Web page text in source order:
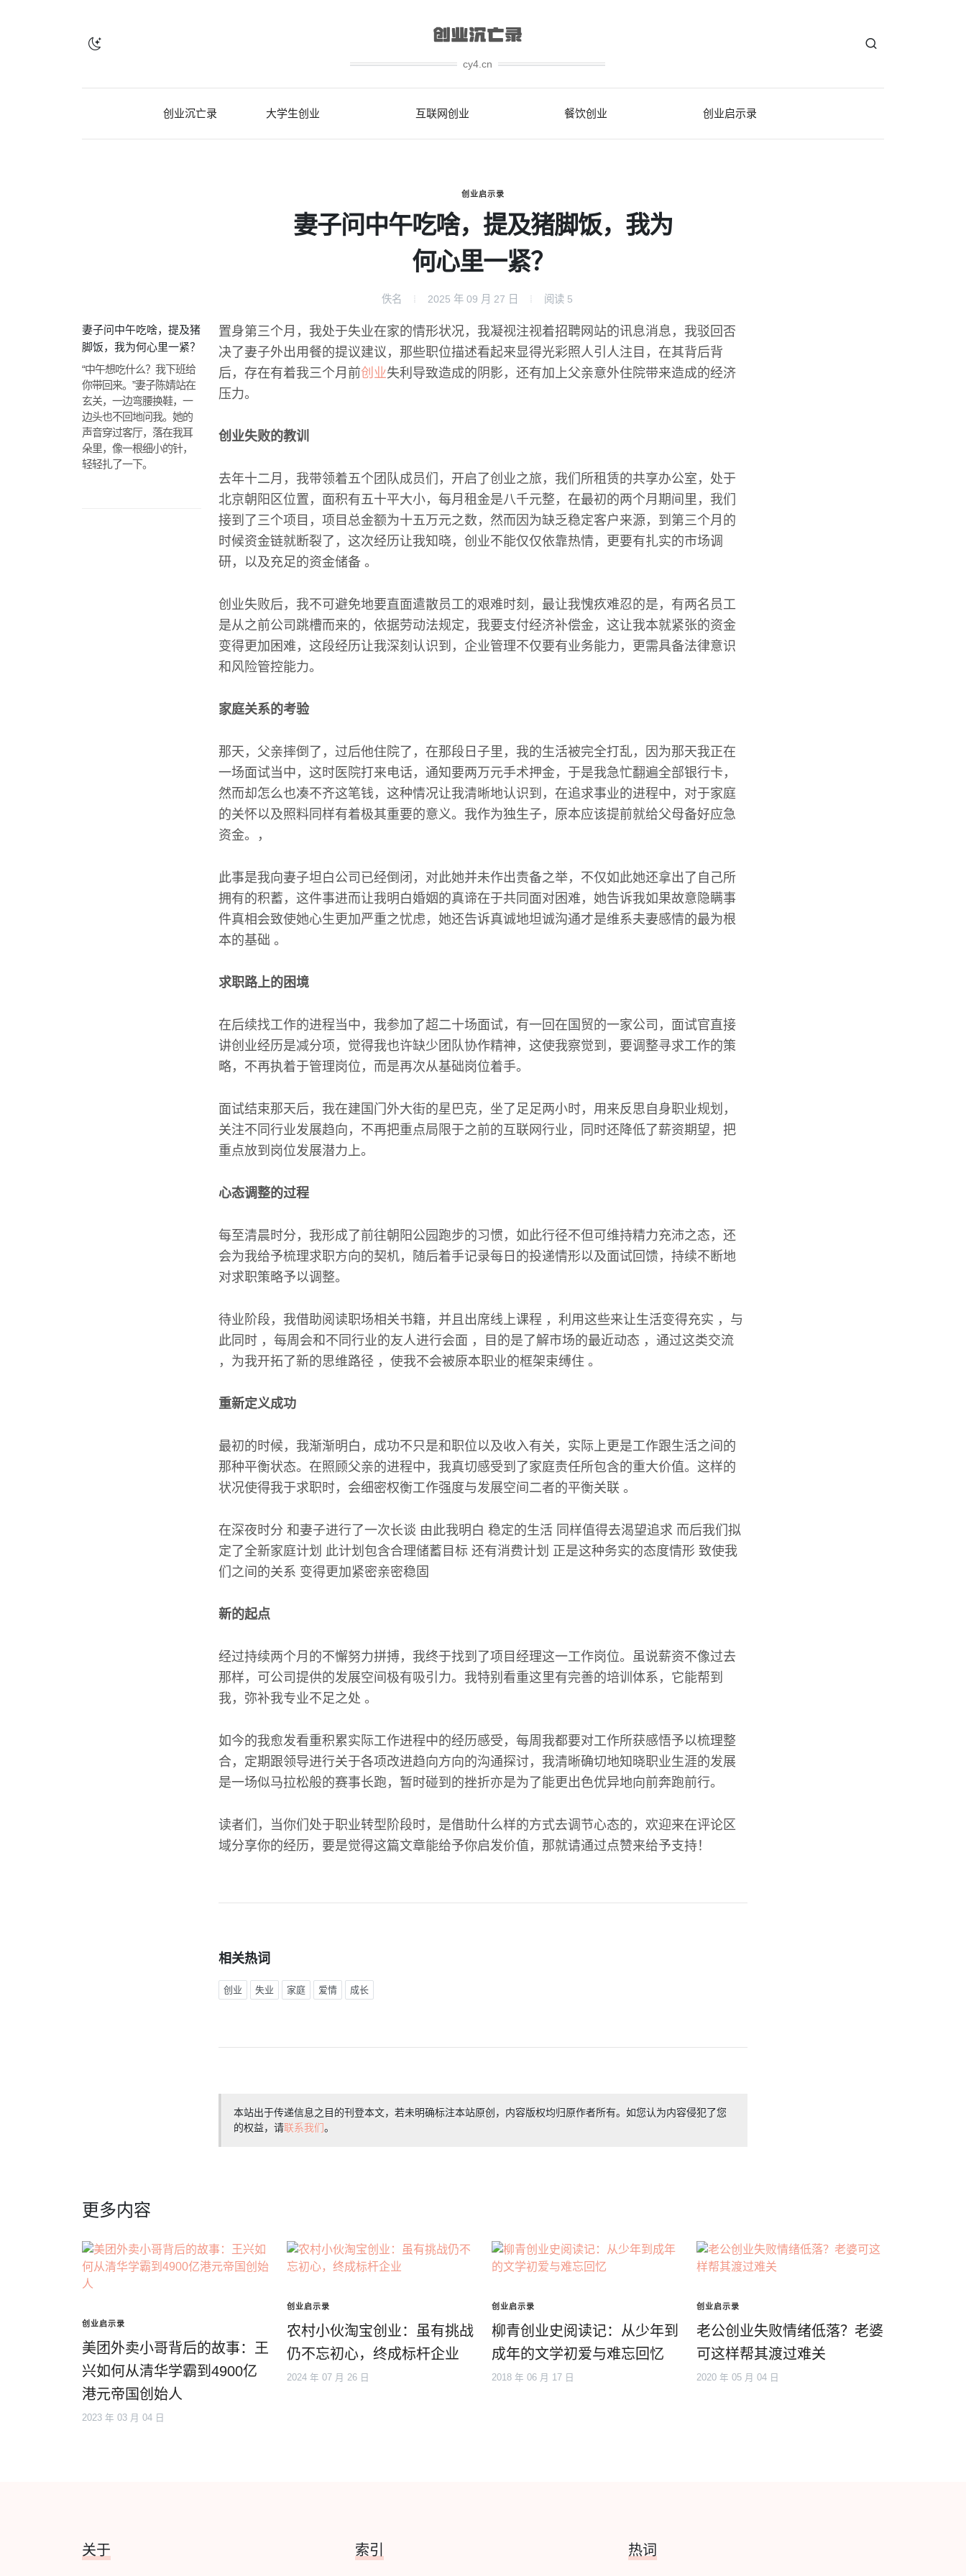
cy4.cn
创业沉亡录 大学生创业 互联网创业 餐饮创业 创业启示录
创业启示录
妻子问中午吃啥，提及猪脚饭，我为
何心里一紧？
佚名 2025 年 09 月 27 日 阅读 5
妻子问中午吃啥，提及猪
脚饭，我为何心里一紧？
“中午想吃什么？我下班给
你带回来。”妻子陈婧站在
玄关，一边弯腰换鞋，一
边头也不回地问我。她的
声音穿过客厅，落在我耳
朵里，像一根细小的针，
轻轻扎了一下。
置身第三个月，我处于失业在家的情形状况，我凝视注视着招聘网站的讯息消息，我驳回否
决了妻子外出用餐的提议建议，那些职位描述看起来显得光彩照人引人注目，在其背后背
后，存在有着我三个月前创业失利导致造成的阴影，还有加上父亲意外住院带来造成的经济
压力。
创业失败的教训
去年十二月，我带领着五个团队成员们，开启了创业之旅，我们所租赁的共享办公室，处于
北京朝阳区位置，面积有五十平大小，每月租金是八千元整，在最初的两个月期间里，我们
接到了三个项目，项目总金额为十五万元之数，然而因为缺乏稳定客户来源，到第三个月的
时候资金链就断裂了，这次经历让我知晓，创业不能仅仅依靠热情，更要有扎实的市场调
研，以及充足的资金储备 。
创业失败后，我不可避免地要直面遣散员工的艰难时刻，最让我愧疚难忍的是，有两名员工
是从之前公司跳槽而来的，依据劳动法规定，我要支付经济补偿金，这让我本就紧张的资金
变得更加困难，这段经历让我深刻认识到，企业管理不仅要有业务能力，更需具备法律意识
和风险管控能力。
家庭关系的考验
那天，父亲摔倒了，过后他住院了，在那段日子里，我的生活被完全打乱，因为那天我正在
一场面试当中，这时医院打来电话，通知要两万元手术押金，于是我急忙翻遍全部银行卡，
然而却怎么也凑不齐这笔钱，这种情况让我清晰地认识到，在追求事业的进程中，对于家庭
的关怀以及照料同样有着极其重要的意义。我作为独生子，原本应该提前就给父母备好应急
资金。，
此事是我向妻子坦白公司已经倒闭，对此她并未作出责备之举，不仅如此她还拿出了自己所
拥有的积蓄，这件事进而让我明白婚姻的真谛在于共同面对困难，她告诉我如果故意隐瞒事
件真相会致使她心生更加严重之忧虑，她还告诉真诚地坦诚沟通才是维系夫妻感情的最为根
本的基础 。
求职路上的困境
在后续找工作的进程当中，我参加了超二十场面试，有一回在国贸的一家公司，面试官直接
讲创业经历是减分项，觉得我也许缺少团队协作精神，这使我察觉到，要调整寻求工作的策
略，不再执着于管理岗位，而是再次从基础岗位着手。
面试结束那天后，我在建国门外大街的星巴克，坐了足足两小时，用来反思自身职业规划，
关注不同行业发展趋向，不再把重点局限于之前的互联网行业，同时还降低了薪资期望，把
重点放到岗位发展潜力上。
心态调整的过程
每至清晨时分，我形成了前往朝阳公园跑步的习惯，如此行径不但可维持精力充沛之态，还
会为我给予梳理求职方向的契机，随后着手记录每日的投递情形以及面试回馈，持续不断地
对求职策略予以调整。
待业阶段，我借助阅读职场相关书籍，并且出席线上课程 ，利用这些来让生活变得充实 ，与
此同时 ，每周会和不同行业的友人进行会面 ，目的是了解市场的最近动态 ，通过这类交流
，为我开拓了新的思维路径 ，使我不会被原本职业的框架束缚住 。
重新定义成功
最初的时候，我渐渐明白，成功不只是和职位以及收入有关，实际上更是工作跟生活之间的
那种平衡状态。在照顾父亲的进程中，我真切感受到了家庭责任所包含的重大价值。这样的
状况使得我于求职时，会细密权衡工作强度与发展空间二者的平衡关联 。
在深夜时分 和妻子进行了一次长谈 由此我明白 稳定的生活 同样值得去渴望追求 而后我们拟
定了全新家庭计划 此计划包含合理储蓄目标 还有消费计划 正是这种务实的态度情形 致使我
们之间的关系 变得更加紧密亲密稳固
新的起点
经过持续两个月的不懈努力拼搏，我终于找到了项目经理这一工作岗位。虽说薪资不像过去
那样，可公司提供的发展空间极有吸引力。我特别看重这里有完善的培训体系，它能帮到
我，弥补我专业不足之处 。
如今的我愈发看重积累实际工作进程中的经历感受，每周我都要对工作所获感悟予以梳理整
合，定期跟领导进行关于各项改进趋向方向的沟通探讨，我清晰确切地知晓职业生涯的发展
是一场似马拉松般的赛事长跑，暂时碰到的挫折亦是为了能更出色优异地向前奔跑前行。
读者们，当你们处于职业转型阶段时，是借助什么样的方式去调节心态的，欢迎来在评论区
域分享你的经历，要是觉得这篇文章能给予你启发价值，那就请通过点赞来给予支持！
相关热词
创业 失业 家庭 爱情 成长
本站出于传递信息之目的刊登本文，若未明确标注本站原创，内容版权均归原作者所有。如您认为内容侵犯了您
的权益，请联系我们。
更多内容
创业启示录
美团外卖小哥背后的故事：王
兴如何从清华学霸到4900亿
港元帝国创始人
2023 年 03 月 04 日
创业启示录
农村小伙淘宝创业：虽有挑战
仍不忘初心，终成标杆企业
2024 年 07 月 26 日
创业启示录
柳青创业史阅读记：从少年到
成年的文学初爱与难忘回忆
2018 年 06 月 17 日
创业启示录
老公创业失败情绪低落？老婆
可这样帮其渡过难关
2020 年 05 月 04 日
关于 索引 热词